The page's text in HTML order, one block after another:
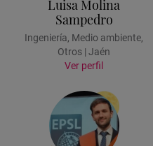
Luisa Molina
Sampedro
Ingeniería, Medio ambiente,
Otros | Jaén
Ver perfil